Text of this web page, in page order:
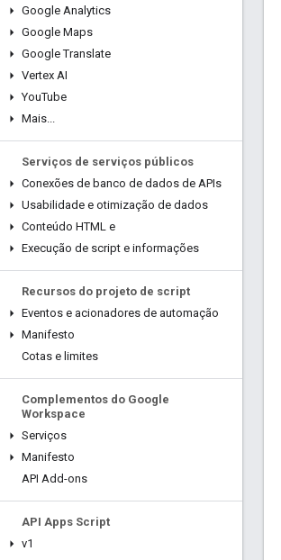
Google Analytics
Google Maps
Google Translate
Vertex AI
YouTube
Mais...
Serviços de serviços públicos
Conexões de banco de dados de APIs
Usabilidade e otimização de dados
Conteúdo HTML e
Execução de script e informações
Recursos do projeto de script
Eventos e acionadores de automação
Manifesto
Cotas e limites
Complementos do Google
Workspace
Serviços
Manifesto
API Add-ons
API Apps Script
v1